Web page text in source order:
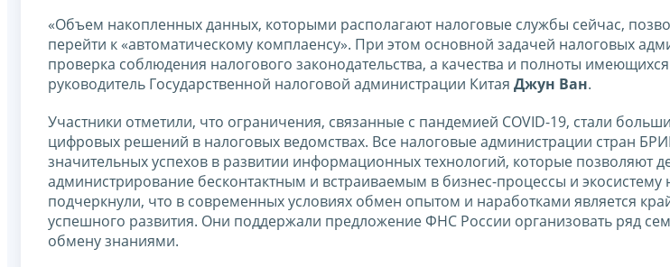
«Объем накопленных данных, которыми располагают налоговые службы сейчас,
перейти к «автоматическому комплаенсу». При этом основной задачей налоговых
проверка соблюдения налогового законодательства, а качества и полноты
руководитель Государственной налоговой администрации Китая Джун Ван.
Участники отметили, что ограничения, связанные с пандемией COVID-19, стали
цифровых решений в налоговых ведомствах. Все налоговые администрации стран
значительных успехов в развитии информационных технологий, которые позволяют
администрирование бесконтактным и встраиваемым в бизнес-процессы и
подчеркнули, что в современных условиях обмен опытом и наработками является
успешного развития. Они поддержали предложение ФНС России организовать ряд
обмену знаниями.